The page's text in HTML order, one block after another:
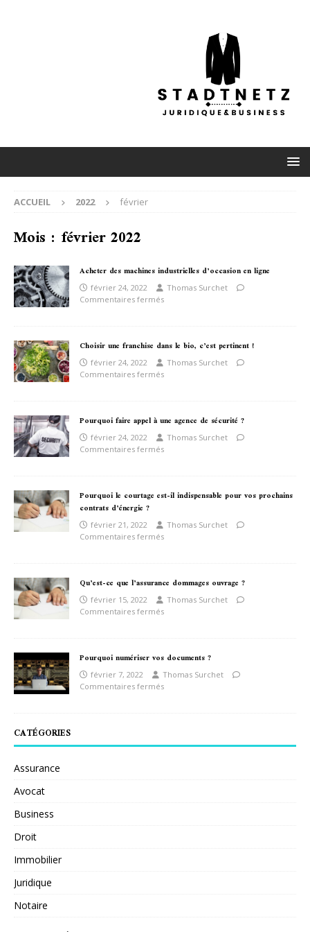
ACCUEIL 2022 février
Mois : février 2022
Acheter des machines industrielles d’occasion en ligne
février 24, 2022
Thomas Surchet
Commentaires fermés
Choisir une franchise dans le bio, c’est pertinent !
février 24, 2022
Thomas Surchet
Commentaires fermés
Pourquoi faire appel à une agence de sécurité ?
février 24, 2022
Thomas Surchet
Commentaires fermés
Pourquoi le courtage est-il indispensable pour vos prochains
contrats d’énergie ?
février 21, 2022
Thomas Surchet
Commentaires fermés
Qu’est-ce que l’assurance dommages ouvrage ?
février 15, 2022
Thomas Surchet
Commentaires fermés
Pourquoi numériser vos documents ?
février 7, 2022
Thomas Surchet
Commentaires fermés
CATÉGORIES
Assurance
Avocat
Business
Droit
Immobilier
Juridique
Notaire